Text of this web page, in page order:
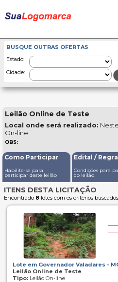
BUSQUE OUTRAS OFERTAS
Estado:
Cidade:
Leilão Online de Teste
Local onde será realizado:
On-line
OBS:
Como Participar
Habilite-se para
participar deste leilão
Edital /
Condições para
do leilão
ITENS DESTA LICITAÇÃO
Encontrado 8 lotes com os critérios buscados
Lote em Governador Valadares -
Leilão Online de Teste
Tipo:Leilão On-line